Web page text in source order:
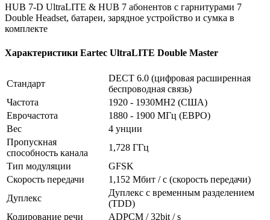
HUB 7-D UltraLITE & HUB 7 абонентов с гарнитурами 7
Double Headset, батареи, зарядное устройство и сумка в
комплекте
Характеристики Eartec UltraLITE Double Master
Стандарт
DECT 6.0 (цифровая расширенная
беспроводная связь)
Частота
1920 - 1930MH2 (США)
Еврочастота
1880 - 1900 МГц (ЕВРО)
Вес
4 унции
Пропускная
способность канала
1,728 ГГц
Тип модуляции
GFSK
Скорость передачи
1,152 Мбит / с (скорость передачи)
Дуплекс
Дуплекс с временным разделением
(TDD)
Кодирование речи
ADPCM / 32bit / s